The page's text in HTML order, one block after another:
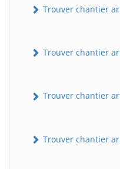
Trouver chantier
Trouver chantier
Trouver chantier
Trouver chantier